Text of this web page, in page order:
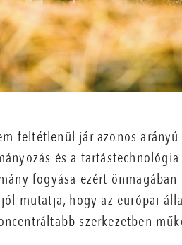
feltétlenül jár azonos arányú
és a
fogyása ezért
mutatja, hogy az európai
szerkezetben